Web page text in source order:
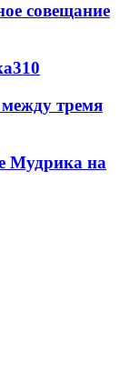
совещание
310
тремя
Мудрика на